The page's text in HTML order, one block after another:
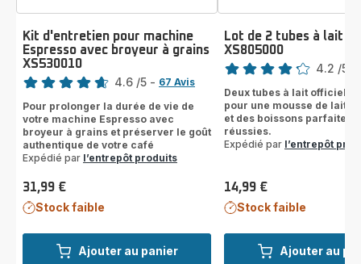
Ajouter au panier
Kit d'entretien pour machine
Espresso avec broyeur à grains
XS530010
Note
4.6 /5 - 67 Avis
Pour prolonger la durée de vie de
votre machine Espresso avec
broyeur à grains et préserver le goût
authentique de votre café
Expédié par l’entrepôt produits
Prix
31,99 €
Stock faible
Ajouter au
Lot de 2 tubes à lait
XS805000
Note
4.2 /5
Deux tubes à lait officiels
pour une mousse de lait
et des boissons
réussies.
Expédié par l’entrepôt
Prix
14,99 €
Stock faible